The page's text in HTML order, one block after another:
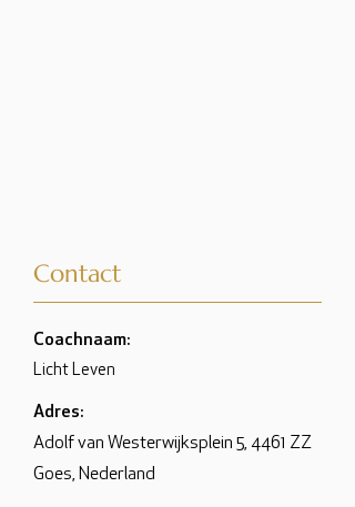
Contact
Coachnaam:
Licht Leven
Adres:
Adolf van Westerwijksplein 5, 4461 ZZ
Goes, Nederland